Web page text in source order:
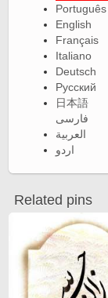
Português
English
Français
Italiano
Deutsch
Русский
日本語
فارسی
العربية
اردو
Related pins